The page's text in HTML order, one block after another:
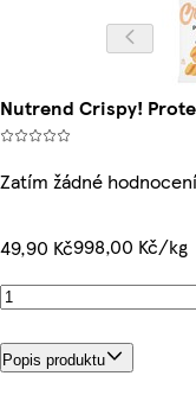
Nutrend Crispy!
Zatím žádné hodnocení
49,90 Kč998,00 Kč/kg
Popis produktu